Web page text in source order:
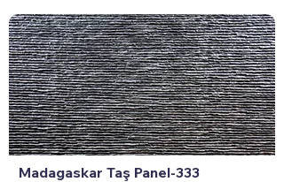
Madagaskar Taş Panel-333